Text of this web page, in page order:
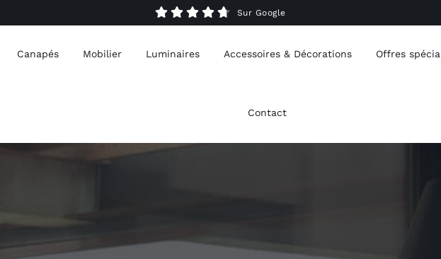
Sur Google
Canapés Mobilier Luminaires Accessoires & Décorations Offres
Contact